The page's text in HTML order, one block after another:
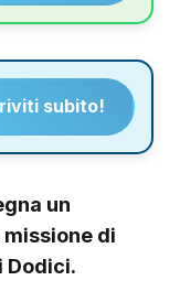
subito!
un
di
Dodici.